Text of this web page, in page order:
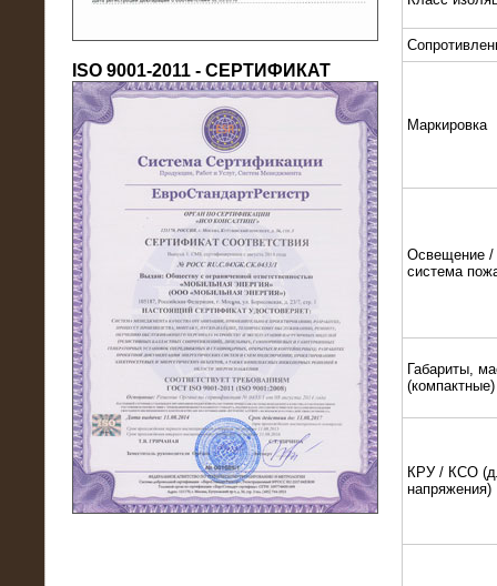
18.03.2016
Нагрузочный комплекс 80 МВт (10
кВ) + КРУ
ISO 9001-2011 - СЕРТИФИКАТ
Маркировка
Освещение /
система
Габариты,
(компактные)
КРУ / КСО
напряжения)